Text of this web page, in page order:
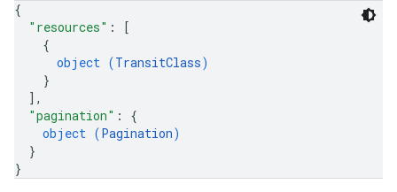
{
"resources" :
[
{
object (TransitClass)
}
] ,
"pagination" : {
object (Pagination)
}
}